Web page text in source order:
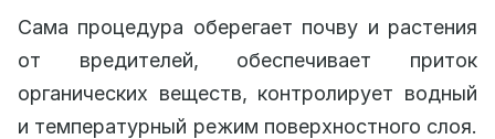
Сама процедура оберегает почву и растения
от вредителей, обеспечивает приток
органических веществ, контролирует водный
и температурный режим поверхностного слоя.